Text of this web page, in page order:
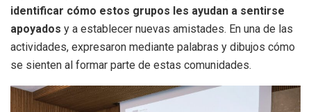
identificar cómo estos grupos les ayudan a sentirse
apoyados y a establecer nuevas amistades. En una de las
actividades, expresaron mediante palabras y dibujos cómo
se sienten al formar parte de estas comunidades.